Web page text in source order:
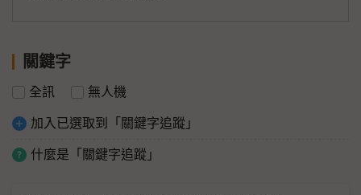
關鍵字
全訊 無人機
加入已選取到「關鍵字追蹤」
什麼是「關鍵字追蹤」